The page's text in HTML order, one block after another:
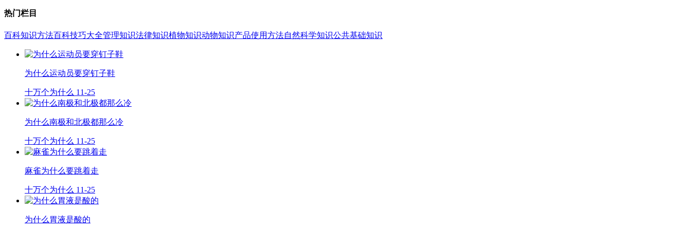
热门栏目
百科知识方法百科技巧大全管理知识法律知识植物知识动物知识产品使用方法自然科学知识公共基础知识
为什么运动员要穿钉子鞋
十万个为什么 11-25
为什么南极和北极都那么冷
十万个为什么 11-25
麻雀为什么要跳着走
十万个为什么 11-25
为什么胃液是酸的